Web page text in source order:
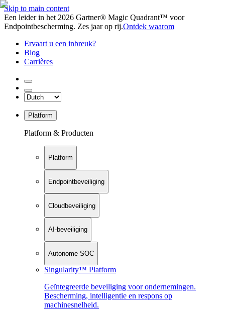
Skip to main content
Een leider in het 2026 Gartner® Magic Quadrant™ voor
Endpointbescherming. Zes jaar op rij.Ontdek waarom
Ervaart u een inbreuk?
Blog
Carrières
Platform
Platform & Producten
Platform
Endpointbeveiliging
Cloudbeveiliging
AI-beveiliging
Autonome SOC
Singularity™ Platform
Geïntegreerde beveiliging voor ondernemingen.
Bescherming, intelligentie en respons op
machinesnelheid.